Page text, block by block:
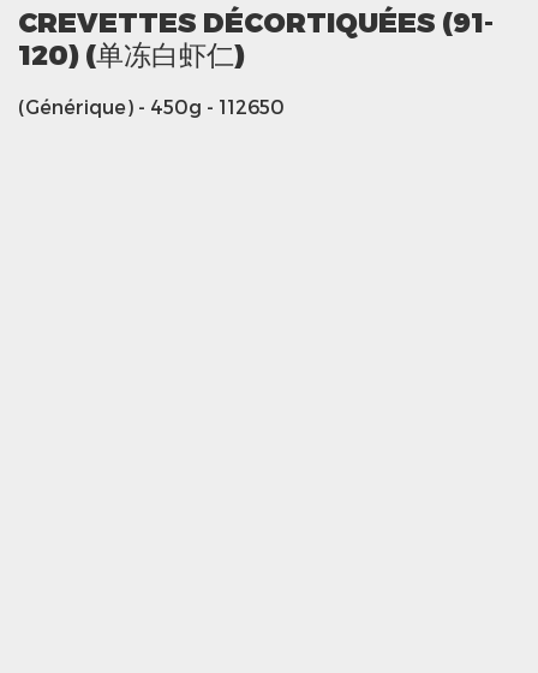
CREVETTES DÉCORTIQUÉES (91-
120) (单冻白虾仁)
(Générique) - 450g - 112650